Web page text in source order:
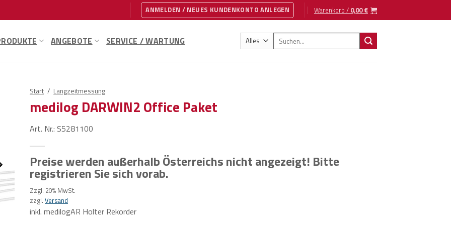
ANMELDEN / NEUES KUNDENKONTO ANLEGEN Warenkorb / 0,00€
ANGEBOTE SERVICE / WARTUNG
Suche
nach:
Start / Langzeitmessung
medilog DARWIN2 Office Paket
Art. Nr.: S5281100
Preise werden außerhalb Österreichs nicht angezeigt! Bitte
registrieren Sie sich vorab.
Zzgl. 20% MwSt.
zzgl. Versand
inkl. medilogAR Holter Rekorder